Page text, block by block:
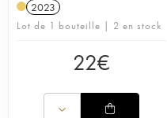
2023
Lot de 1 bouteille | 2 en stock
22€